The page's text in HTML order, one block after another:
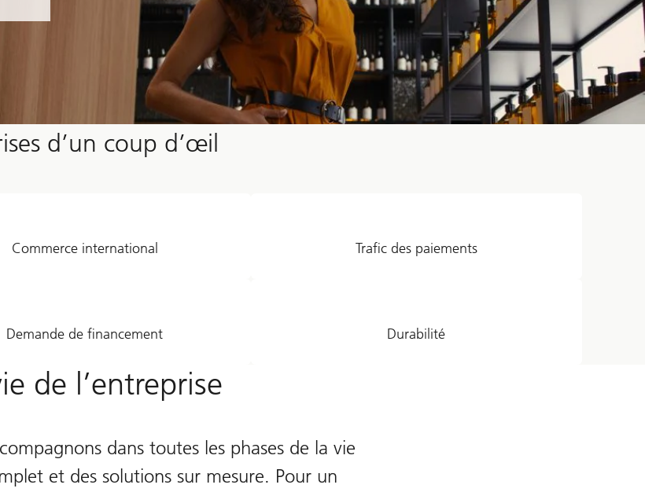
d’un coup d’œil
Commerce international Trafic des paiements
Demande de financement Durabilité
de l’entreprise
dans toutes les phases de la vie
et des solutions sur mesure. Pour un